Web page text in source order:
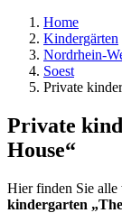
Home
Kindergärten
Nordrhein-
Soest
Private
Private
House“
Hier finden Sie
kindergarten